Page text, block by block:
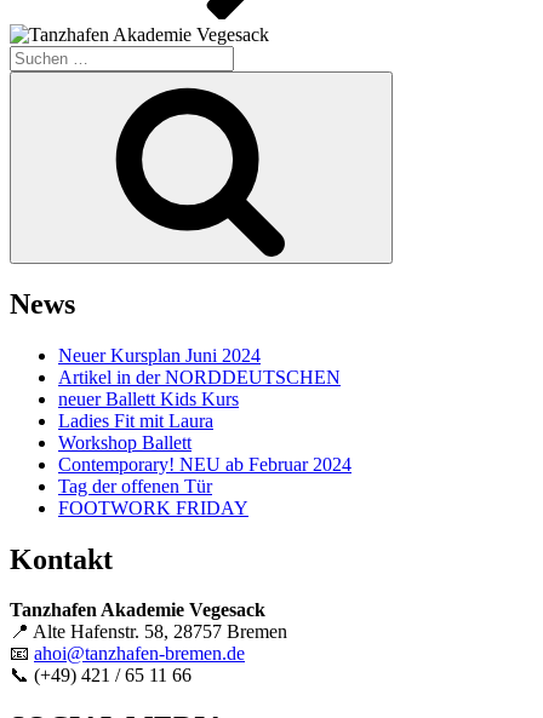
Suche
nach:
News
Neuer Kursplan Juni 2024
Artikel in der NORDDEUTSCHEN
neuer Ballett Kids Kurs
Ladies Fit mit Laura
Workshop Ballett
Contemporary! NEU ab Februar 2024
Tag der offenen Tür
FOOTWORK FRIDAY
Kontakt
Tanzhafen Akademie Vegesack
📍 Alte Hafenstr. 58, 28757 Bremen
📧 ahoi@tanzhafen-bremen.de
📞 (+49) 421 / 65 11 66